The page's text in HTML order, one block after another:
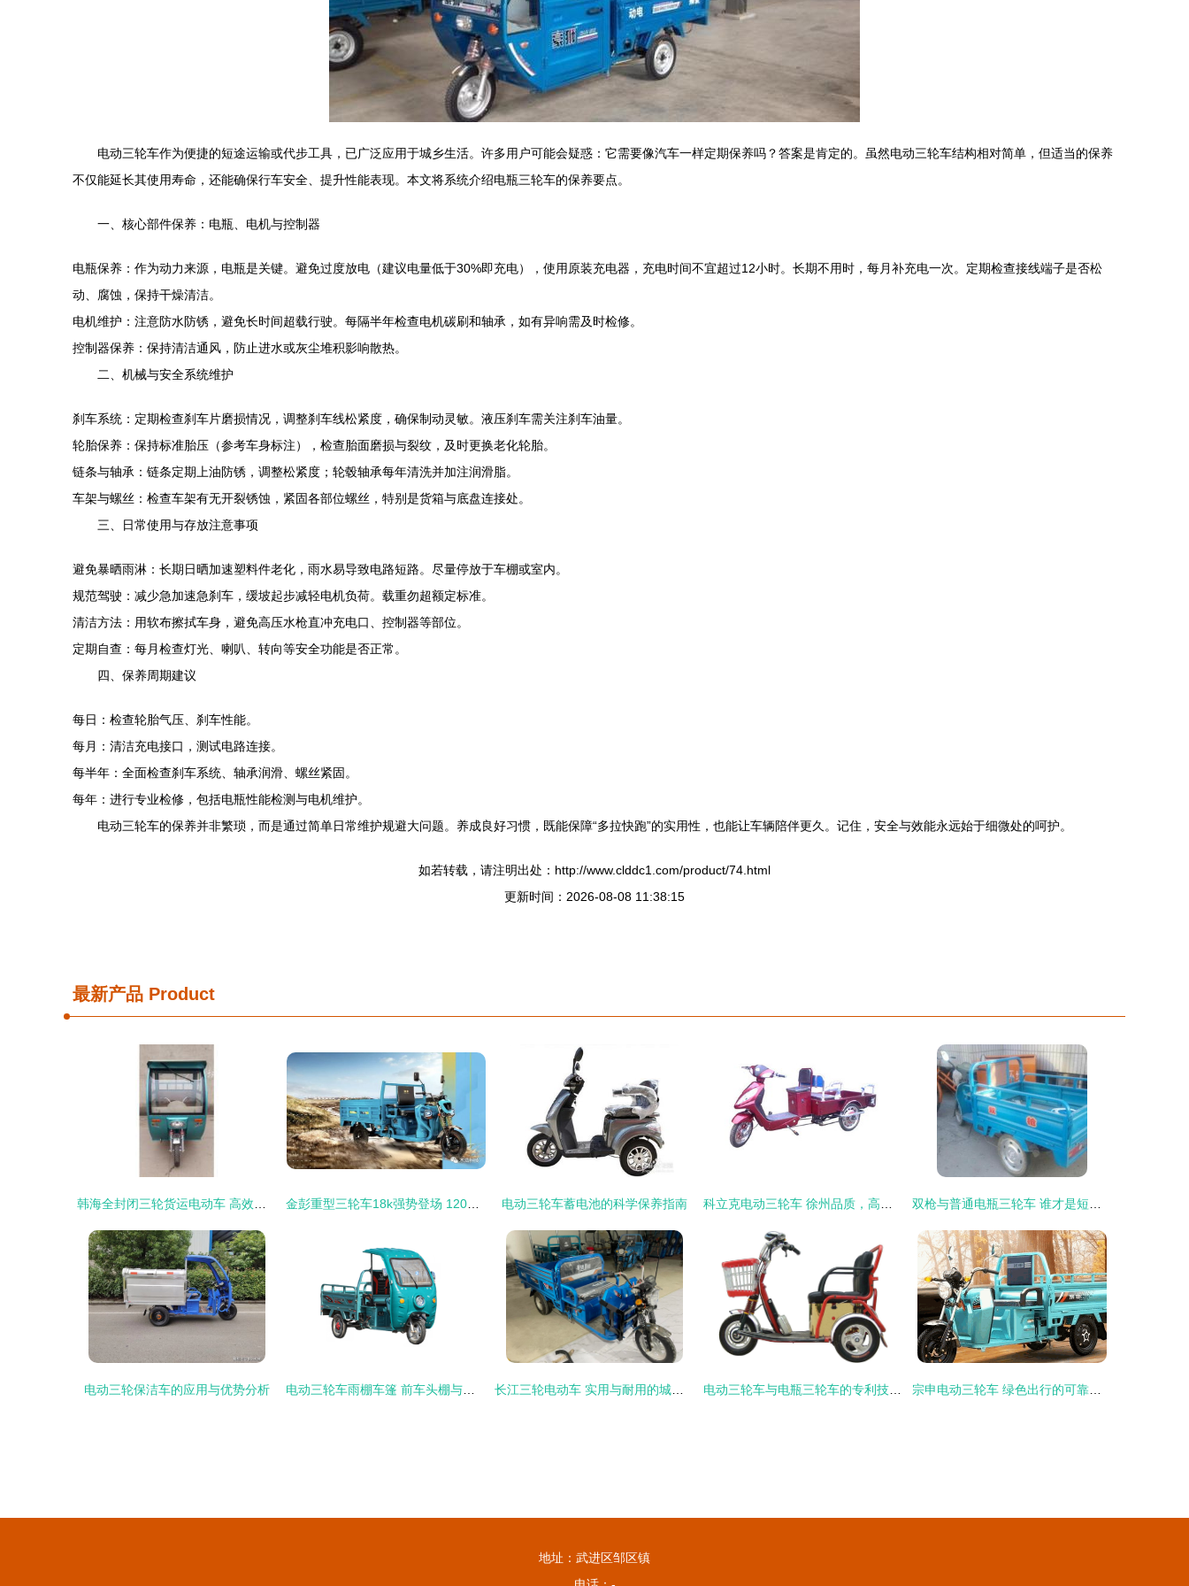
电动三轮车作为便捷的短途运输或代步工具，已广泛应用于城乡生活。许多用户可能会疑惑：它需要像汽车一样定期保养吗？答案是肯定的。虽然电动三轮车结构相对简单，但适当的保养
不仅能延长其使用寿命，还能确保行车安全、提升性能表现。本文将系统介绍电瓶三轮车的保养要点。
一、核心部件保养：电瓶、电机与控制器
电瓶保养：作为动力来源，电瓶是关键。避免过度放电（建议电量低于30%即充电），使用原装充电器，充电时间不宜超过12小时。长期不用时，每月补充电一次。定期检查接线端子是否松
动、腐蚀，保持干燥清洁。
电机维护：注意防水防锈，避免长时间超载行驶。每隔半年检查电机碳刷和轴承，如有异响需及时检修。
控制器保养：保持清洁通风，防止进水或灰尘堆积影响散热。
二、机械与安全系统维护
刹车系统：定期检查刹车片磨损情况，调整刹车线松紧度，确保制动灵敏。液压刹车需关注刹车油量。
轮胎保养：保持标准胎压（参考车身标注），检查胎面磨损与裂纹，及时更换老化轮胎。
链条与轴承：链条定期上油防锈，调整松紧度；轮毂轴承每年清洗并加注润滑脂。
车架与螺丝：检查车架有无开裂锈蚀，紧固各部位螺丝，特别是货箱与底盘连接处。
三、日常使用与存放注意事项
避免暴晒雨淋：长期日晒加速塑料件老化，雨水易导致电路短路。尽量停放于车棚或室内。
规范驾驶：减少急加速急刹车，缓坡起步减轻电机负荷。载重勿超额定标准。
清洁方法：用软布擦拭车身，避免高压水枪直冲充电口、控制器等部位。
定期自查：每月检查灯光、喇叭、转向等安全功能是否正常。
四、保养周期建议
每日：检查轮胎气压、刹车性能。
每月：清洁充电接口，测试电路连接。
每半年：全面检查刹车系统、轴承润滑、螺丝紧固。
每年：进行专业检修，包括电瓶性能检测与电机维护。
电动三轮车的保养并非繁琐，而是通过简单日常维护规避大问题。养成良好习惯，既能保障“多拉快跑”的实用性，也能让车辆陪伴更久。记住，安全与效能永远始于细微处的呵护。
如若转载，请注明出处：http://www.clddc1.com/product/74.html
更新时间：2026-08-08 11:38:15
最新产品 Product
电动三轮车蓄电池的科学保养指南
电动三轮保洁车的应用与优势分析
地址：武进区邹区镇